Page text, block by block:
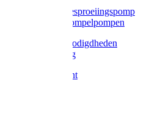
Gardena besproeiingspomp
Gardena dompelpompen
Tyleen benodigdheden
Tyleenslang
Lange bocht